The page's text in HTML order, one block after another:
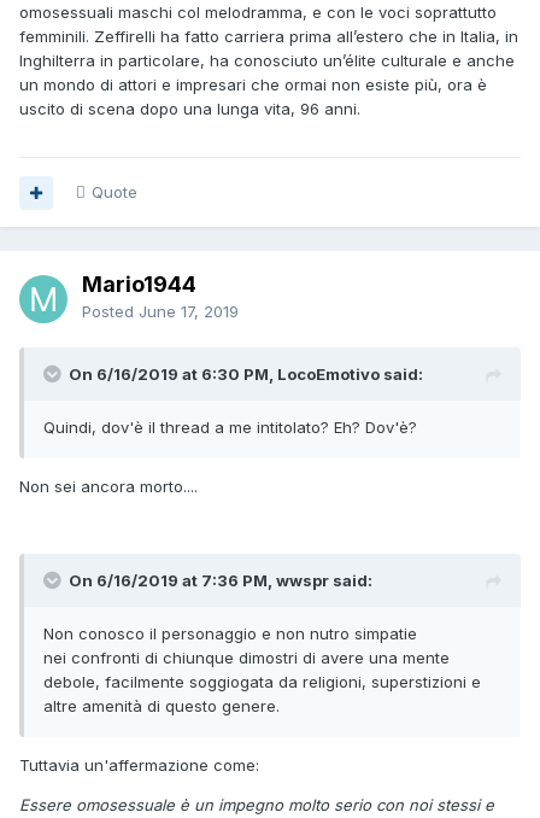
omosessuali maschi col melodramma, e con le voci soprattutto
femminili. Zeffirelli ha fatto carriera prima all’estero che in Italia, in
Inghilterra in particolare, ha conosciuto un’élite culturale e anche
un mondo di attori e impresari che ormai non esiste più, ora è
uscito di scena dopo una lunga vita, 96 anni.
Quote
Mario1944
Posted June 17, 2019
On 6/16/2019 at 6:30 PM, LocoEmotivo said:
Quindi, dov'è il thread a me intitolato? Eh? Dov'è?
Non sei ancora morto....
On 6/16/2019 at 7:36 PM, wwspr said:
Non conosco il personaggio e non nutro simpatie
nei confronti di chiunque dimostri di avere una mente
debole, facilmente soggiogata da religioni, superstizioni e
altre amenità di questo genere.
Tuttavia un'affermazione come:
Essere omosessuale è un impegno molto serio con noi stessi e